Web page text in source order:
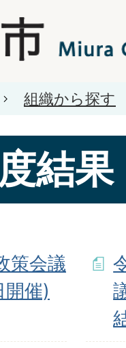
組織から探す
結果
策会議
催)